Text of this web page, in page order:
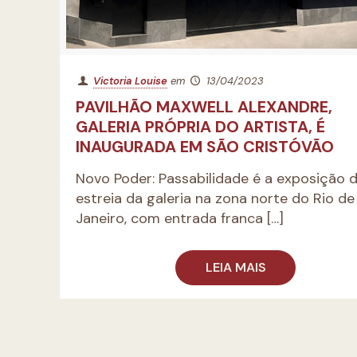
Victoria Louise em 13/04/2023
PAVILHÃO MAXWELL ALEXANDRE,
GALERIA PRÓPRIA DO ARTISTA, É
INAUGURADA EM SÃO CRISTÓVÃO
Novo Poder: Passabilidade é a exposição
estreia da galeria na zona norte do Rio de
Janeiro, com entrada franca […]
LEIA MAIS